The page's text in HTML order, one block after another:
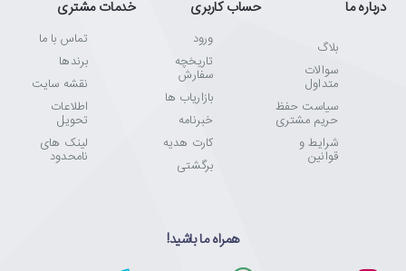
درباره ما
بلاگ
سوالات
متداول
سیاست حفظ
حریم مشتری
شرایط و
قوانین
حساب کاربری
ورود
تاریخچه
سفارش
بازاریاب ها
خبرنامه
کارت هدیه
برگشتی
خدمات مشتری
تماس با ما
برندها
نقشه سایت
اطلاعات
تحویل
لینک های
نامحدود
همراه ما باشید!